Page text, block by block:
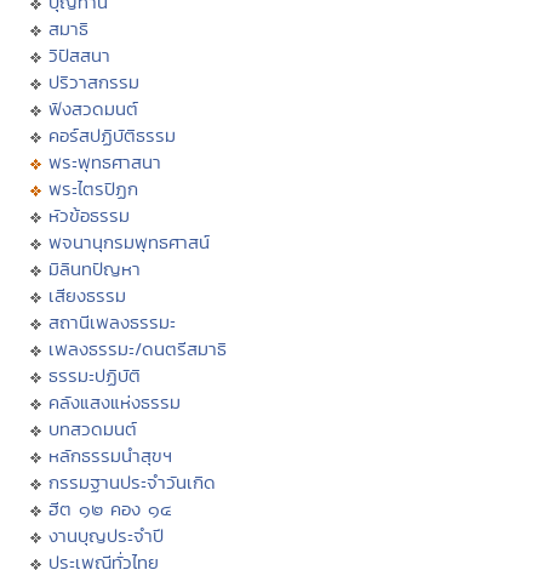
สมาธิ
วิปัสสนา
ปริวาสกรรม
ฟังสวดมนต์
คอร์สปฏิบัติธรรม
พระพุทธศาสนา
พระไตรปิฏก
หัวข้อธรรม
พจนานุกรมพุทธศาสน์
มิลินทปัญหา
เสียงธรรม
สถานีเพลงธรรมะ
เพลงธรรมะ/ดนตรีสมาธิ
ธรรมะปฏิบัติ
คลังแสงแห่งธรรม
บทสวดมนต์
หลักธรรมนำสุขฯ
กรรมฐานประจำวันเกิด
ฮีต ๑๒ คอง ๑๔
งานบุญประจำปี
ประเพณีทั่วไทย